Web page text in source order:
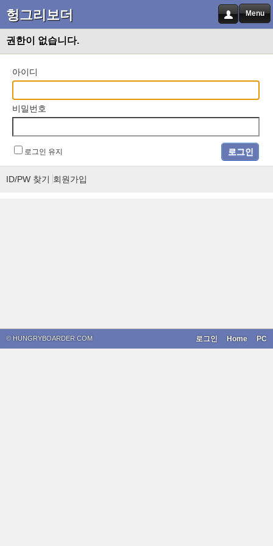
헝그리보더 Menu
권한이 없습니다.
아이디
비밀번호
로그인 유지
ID/PW 찾기 회원가입
© HUNGRYBOARDER.COM PC
Home
로그인